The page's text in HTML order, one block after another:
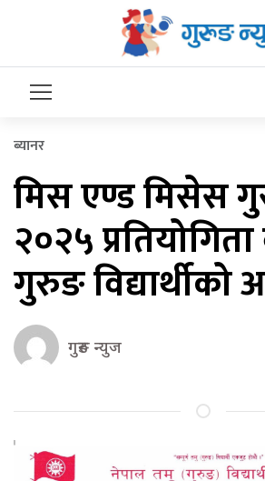
ब्यानर
मिस एण्ड मिसेस
२०२५ प्रतियोगिता
गुरुङ विद्यार्थीको
गुरुङ न्युज